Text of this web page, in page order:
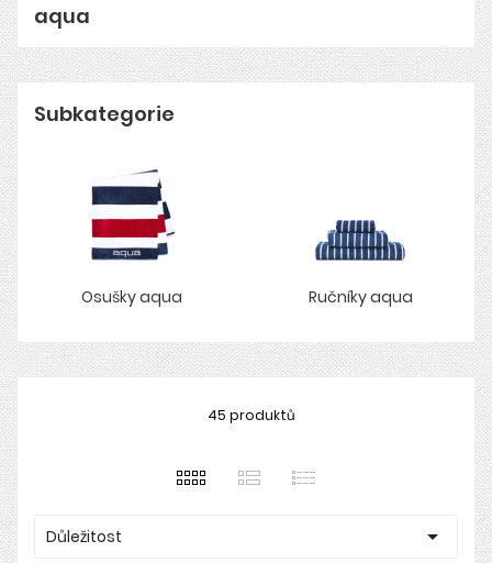
aqua
Subkategorie
Osušky aqua Ručníky aqua
45 produktů
Důležitost 